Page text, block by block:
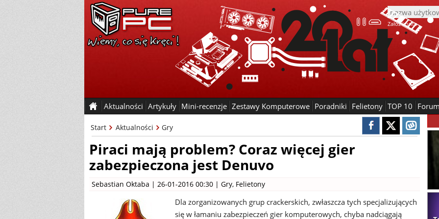
Załóż konto
Aktualności Artykuły Mini-recenzje Zestawy Komputerowe Poradniki Felietony TOP 10
Start Aktualności Gry
Piraci mają problem? Coraz więcej gier
zabezpieczona jest Denuvo
Sebastian Oktaba | 26-01-2016 00:30 | Gry, Felietony
Dla zorganizowanych grup crackerskich, zwłaszcza tych specjalizujących
się w łamaniu zabezpieczeń gier komputerowych, chyba nadciągają